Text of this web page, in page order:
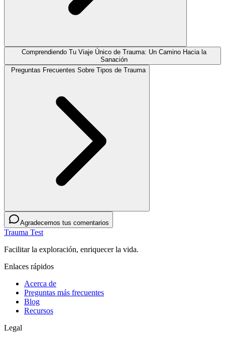
Comprendiendo Tu Viaje Único de Trauma: Un Camino Hacia la
Sanación
Preguntas Frecuentes Sobre Tipos de Trauma
Agradecemos tus comentarios
Trauma Test
Facilitar la exploración, enriquecer la vida.
Enlaces rápidos
Acerca de
Preguntas más frecuentes
Blog
Recursos
Legal